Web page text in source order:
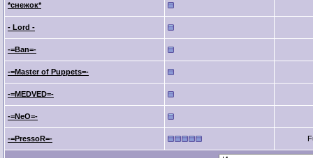
*снежок*
- Lord -
-=Ban=-
-=Master of Puppets=-
-=MEDVED=-
-=NeO=-
-=PressoR=-